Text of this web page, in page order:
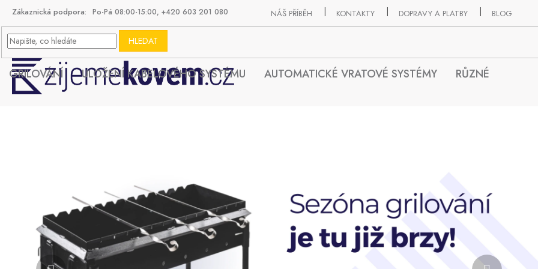
obsah
Po-Pá 08:00-15:00, +420 603 201 080 NÁŠ PŘÍBĚH KONTAKTY DOPRAVY A PLATBY BLOG
HLEDAT
GRILOVÁNÍ ULOŽENÍ KABELOVÉHO SYSTÉMU AUTOMATICKÉ VRATOVÉ SYSTÉMY RŮZNÉ